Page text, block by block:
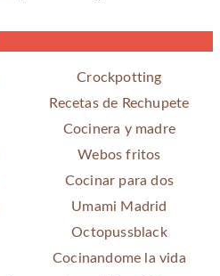
Crockpotting
Recetas de Rechupete
Cocinera y madre
Webos fritos
Cocinar para dos
Umami Madrid
Octopussblack
Cocinandome la vida